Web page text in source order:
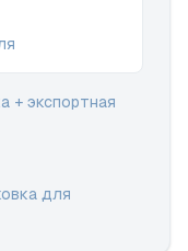
+ экспортная
для